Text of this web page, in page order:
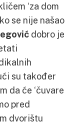
‘za dom
se nije našao
dobro je
su također
da će ‘čuvare
pred
dvorištu